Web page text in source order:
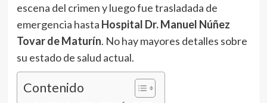
escena del crimen y luego fue trasladada de
emergencia hasta Hospital Dr. Manuel Núñez
Tovar de Maturín. No hay mayores detalles sobre
su estado de salud actual.
Contenido